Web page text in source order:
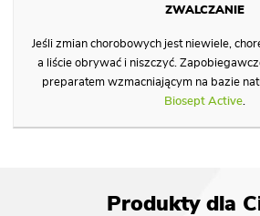
Jeśli zmian chorobowych jest niewiele,
a liście obrywać i niszczyć.
preparatem wzmacniającym na bazie
Biosept Active.
Produkty dla